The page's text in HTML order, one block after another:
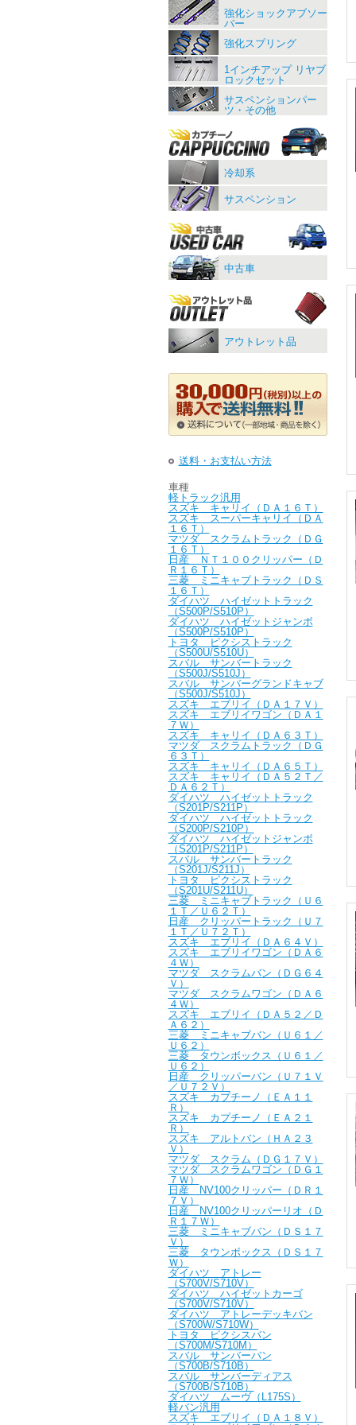
強化ショックアブソー
バー
強化スプリング
1インチアップ リヤブ
ロックセット
サスペンションパー
ツ・その他
冷却系
サスペンション
中古車
アウトレット品
送料・お支払い方法
車種
軽トラック汎用
スズキ キャリイ（ＤＡ１６Ｔ）
スズキ スーパーキャリイ（ＤＡ
１６Ｔ）
マツダ スクラムトラック（ＤＧ
１６Ｔ）
日産 ＮＴ１００クリッパー（Ｄ
Ｒ１６Ｔ）
三菱 ミニキャブトラック（ＤＳ
１６Ｔ）
ダイハツ ハイゼットトラック
（S500P/S510P）
ダイハツ ハイゼットジャンボ
（S500P/S510P）
トヨタ ピクシストラック
（S500U/S510U）
スバル サンバートラック
（S500J/S510J）
スバル サンバーグランドキャブ
（S500J/S510J）
スズキ エブリイ（ＤＡ１７Ｖ）
スズキ エブリイワゴン（ＤＡ１
７Ｗ）
スズキ キャリイ（ＤＡ６３Ｔ）
マツダ スクラムトラック（ＤＧ
６３Ｔ）
スズキ キャリイ（ＤＡ６５Ｔ）
スズキ キャリイ（ＤＡ５２Ｔ／
ＤＡ６２Ｔ）
ダイハツ ハイゼットトラック
（S201P/S211P）
ダイハツ ハイゼットトラック
（S200P/S210P）
ダイハツ ハイゼットジャンボ
（S201P/S211P）
スバル サンバートラック
（S201J/S211J）
トヨタ ピクシストラック
（S201U/S211U）
三菱 ミニキャブトラック（Ｕ６
１Ｔ／Ｕ６２Ｔ）
日産 クリッパートラック（Ｕ７
１Ｔ／Ｕ７２Ｔ）
スズキ エブリイ（ＤＡ６４Ｖ）
スズキ エブリイワゴン（ＤＡ６
４Ｗ）
マツダ スクラムバン（ＤＧ６４
Ｖ）
マツダ スクラムワゴン（ＤＡ６
４Ｗ）
スズキ エブリイ（ＤＡ５２／Ｄ
Ａ６２）
三菱 ミニキャブバン（Ｕ６１／
Ｕ６２）
三菱 タウンボックス（Ｕ６１／
Ｕ６２）
日産 クリッパーバン（Ｕ７１Ｖ
／Ｕ７２Ｖ）
スズキ カプチーノ（ＥＡ１１
Ｒ）
スズキ カプチーノ（ＥＡ２１
Ｒ）
スズキ アルトバン（ＨＡ２３
Ｖ）
マツダ スクラム（ＤＧ１７Ｖ）
マツダ スクラムワゴン（ＤＧ１
７Ｗ）
日産 NV100クリッパー（ＤＲ１
７Ｖ）
日産 NV100クリッパーリオ（Ｄ
Ｒ１７Ｗ）
三菱 ミニキャブバン（ＤＳ１７
Ｖ）
三菱 タウンボックス（ＤＳ１７
Ｗ）
ダイハツ アトレー
（S700V/S710V）
ダイハツ ハイゼットカーゴ
（S700V/S710V）
ダイハツ アトレーデッキバン
（S700W/S710W）
トヨタ ピクシスバン
（S700M/S710M）
スバル サンバーバン
（S700B/S710B）
スバル サンバーディアス
（S700B/S710B）
ダイハツ ムーヴ（L175S）
軽バン汎用
スズキ エブリイ（ＤＡ１８Ｖ）